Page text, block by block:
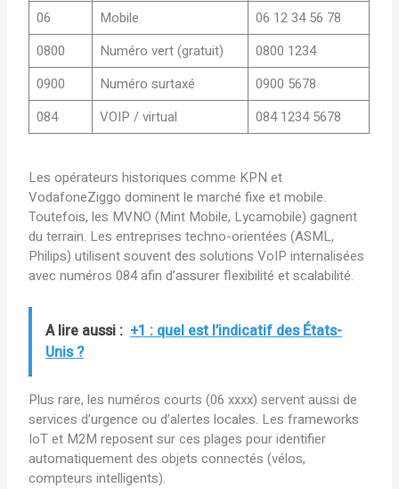
06
Mobile
06 12 34 56 78
0800
Numéro vert (gratuit)
0800 1234
0900
Numéro surtaxé
0900 5678
084
VOIP / virtual 084 1234 5678
Les opérateurs historiques comme KPN et
VodafoneZiggo dominent le marché fixe et mobile.
Toutefois, les MVNO (Mint Mobile, Lycamobile) gagnent
du terrain. Les entreprises techno-orientées (ASML,
Philips) utilisent souvent des solutions VoIP internalisées
avec numéros 084 afin d’assurer flexibilité et scalabilité.
A lire aussi : +1 : quel est l’indicatif des États-
Unis ?
Plus rare, les numéros courts (06 xxxx) servent aussi de
services d’urgence ou d’alertes locales. Les frameworks
IoT et M2M reposent sur ces plages pour identifier
automatiquement des objets connectés (vélos,
compteurs intelligents).